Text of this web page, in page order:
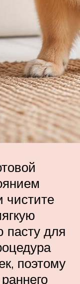
чистите
пасту для
поэтому